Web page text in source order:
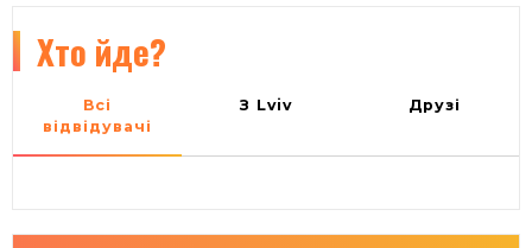
Господиня - Емілія Станчак
Власниця – Маріанна Завадка
Бакалійниця 1 - Маргарита Остроушко
Бакалійниця 2 - Мія Маркевич
Хто йде?
Всі
відвідувачі
З Lviv Друзі